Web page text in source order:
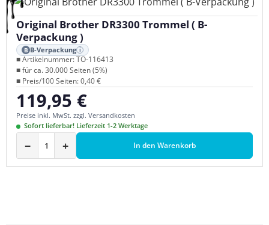
Original Brother DR3300 Trommel ( B-
Verpackung )
B B-Verpackung i
■ Artikelnummer: TO-116413
■ für ca. 30.000 Seiten (5%)
■ Preis/100 Seiten: 0,40 €
Regulärer Preis:
119,95 €
Preise inkl. MwSt. zzgl. Versandkosten
Sofort lieferbar! Lieferzeit 1-2 Werktage
− + In den Warenkorb